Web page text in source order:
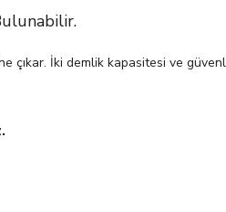
çıkar. İki demlik kapasitesi ve